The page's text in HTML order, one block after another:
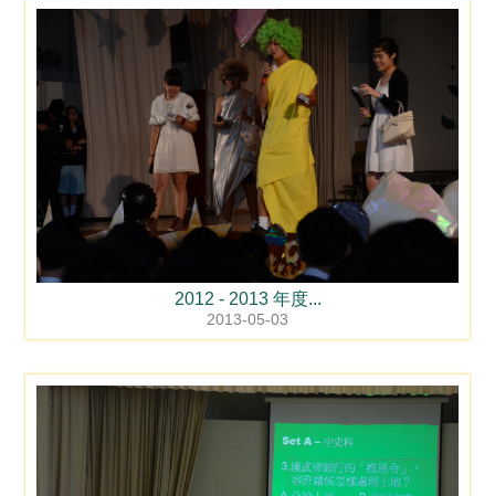
2012 - 2013 年度...
2013-05-03